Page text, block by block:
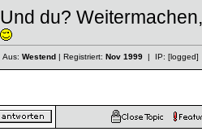
Und du?
Aus: Westend| Registriert: Nov 1999| IP: [logged]